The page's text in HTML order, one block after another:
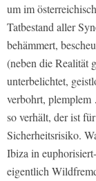
um im
Tatbestand aller
behämmert,
(neben die Realität
unterbelichtet,
verbohrt,
so verhält, der ist
Sicherheitsrisiko.
Ibiza in
eigentlich